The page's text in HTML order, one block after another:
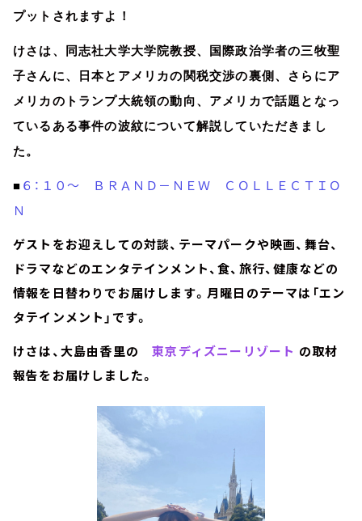
プットされますよ！
けさは、同志社大学大学院教授、国際政治学者の三牧聖
子さんに、日本とアメリカの関税交渉の裏側、さらにア
メリカのトランプ大統領の動向、アメリカで話題となっ
ているある事件の波紋について解説していただきまし
た。
■ ６：１０～ ＢＲＡＮＤ－ＮＥＷ ＣＯＬＬＥＣＴＩＯ
Ｎ
ゲストをお迎えしての対談、テーマパークや映画、舞台、
ドラマなどのエンタテインメント、食、旅行、健康などの
情報を日替わりでお届けします。月曜日のテーマは「エン
タテインメント」です。
けさは、大島由香里の東京ディズニーリゾート の取材
報告をお届けしました。